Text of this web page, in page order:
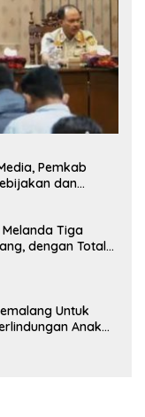
Pemkab
dan
Tiga
dengan Total
Untuk
Anak